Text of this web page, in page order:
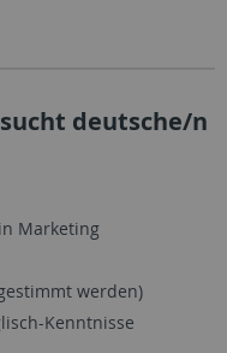
sucht deutsche/n
Marketing
werden)
Kenntnisse